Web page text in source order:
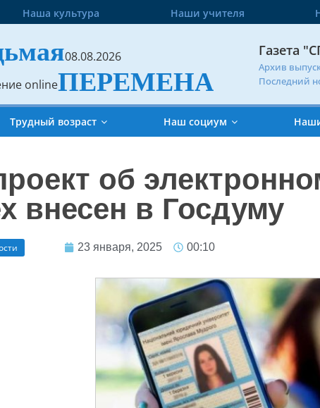
Наша культура Наши учителя
08.08.2026
onlineПЕРЕМЕНА
Газета
Архив
Последний
Трудный возраст Наш социум
об
внесен в Госдуму
23 января, 2025 00:10